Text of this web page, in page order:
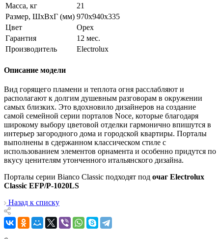
Масса, кг
21
Размер, ШхВхГ (мм) 970x940x335
Цвет
Орех
Гарантия
12 мес.
Производитель
Electrolux
Описание модели
Вид горящего пламени и теплота огня расслабляют и
располагают к долгим душевным разговорам в окружении
самых близких. Это вдохновило дизайнеров на создание
самой семейной серии порталов Noce, которые благодаря
широкому выбору цветовой отделки гармонично впишутся в
интерьер загородного дома и городской квартиры. Порталы
выполнены в сдержанном классическом стиле с
использованием элементов орнамента и особенно придутся по
вкусу ценителям утонченного итальянского дизайна.
Порталы серии Bianco Classic подходят под очаг Electrolux
Classic EFP/P-1020LS
Назад к списку